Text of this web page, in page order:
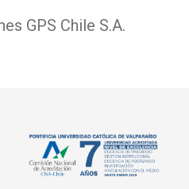
GPS Chile S.A.